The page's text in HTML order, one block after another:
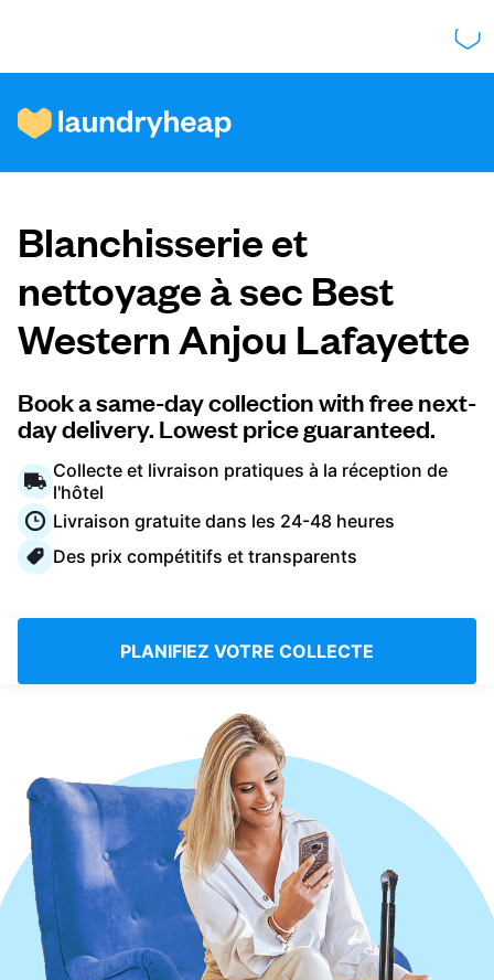
Comment ça fonctionne
Prix et services
À propos de nous
Pour les entreprises
Connectez-vous
France FR
Blanchisserie et
nettoyage à sec Best
Western Anjou Lafayette
Book a same-day collection with free next-
day delivery. Lowest price guaranteed.
Collecte et livraison pratiques à la réception de
l'hôtel
Livraison gratuite dans les 24-48 heures
Des prix compétitifs et transparents
PLANIFIEZ VOTRE COLLECTE